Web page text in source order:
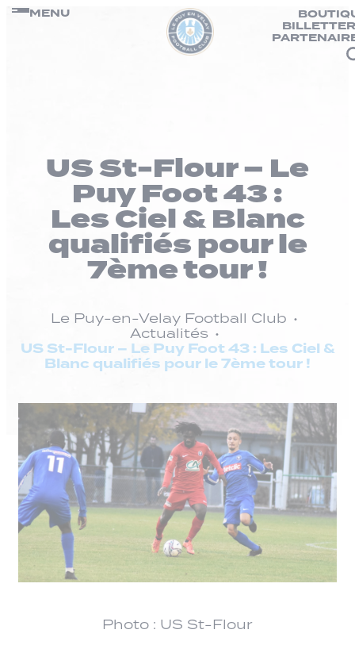
Passer
MENU
US St-Flour – Le
Puy Foot 43 :
Les Ciel & Blanc
qualifiés pour le
7ème tour !
Le Puy-en-Velay Football Club
Actualités
US St-Flour – Le Puy Foot 43 : Les Ciel &
Blanc qualifiés pour le 7ème tour !
Photo : US St-Flour
Panneau de gestion des cookies